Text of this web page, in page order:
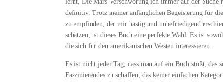
lernt, Die Mars-Verschwörung ich immer auf der Suche
definitiv. Trotz meiner anfänglichen Begeisterung für
zu empfinden, der mir hastig und unbefriedigend
schätzen, ist dieses Buch eine perfekte Wahl. Es ist
die sich für den amerikanischen Westen interessieren.
Es ist nicht jeder Tag, dass man auf ein Buch stößt, das
Faszinierendes zu schaffen, das keiner einfachen